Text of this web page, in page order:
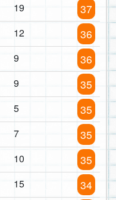
19 37
12 36
9 36
9 35
5 35
7 35
10 35
15 34